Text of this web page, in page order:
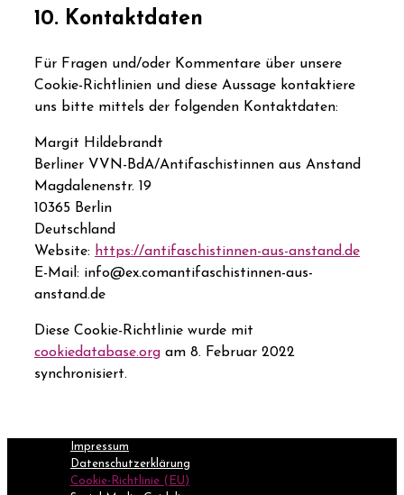
10. Kontaktdaten
Für Fragen und/oder Kommentare über unsere
Cookie-Richtlinien und diese Aussage kontaktiere
uns bitte mittels der folgenden Kontaktdaten:
Margit Hildebrandt
Berliner VVN-BdA/Antifaschistinnen aus Anstand
Magdalenenstr. 19
10365 Berlin
Deutschland
Website: https://antifaschistinnen-aus-anstand.de
E-Mail: info@ex.comantifaschistinnen-aus-
anstand.de
Diese Cookie-Richtlinie wurde mit
cookiedatabase.org am 8. Februar 2022
synchronisiert.
Impressum
Datenschutzerklärung
Cookie-Richtlinie (EU)